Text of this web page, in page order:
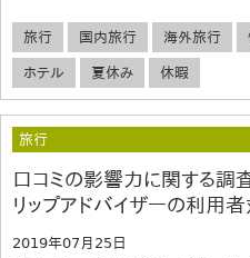
旅行 国内旅行 海外旅行
ホテル 夏休み 休暇
旅行
口コミの影響力に関する調
リップアドバイザーの利用者
2019年07月25日